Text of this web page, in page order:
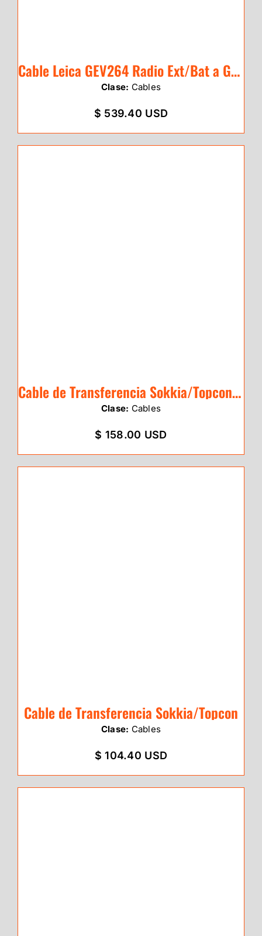
Cable Leica GEV264 Radio Ext/Bat a GNSS
Clase: Cables
$ 539.40 USD
Cable de Transferencia Sokkia/Topcon CX-
Clase: Cables
$ 158.00 USD
Cable de Transferencia Sokkia/Topcon
Clase: Cables
$ 104.40 USD